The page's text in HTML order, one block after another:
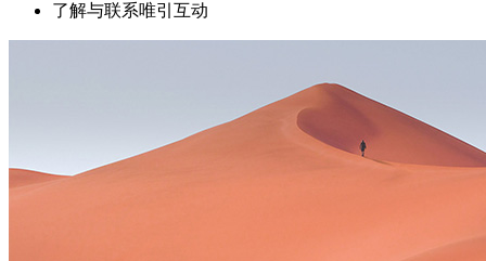
了解与联系唯引互动